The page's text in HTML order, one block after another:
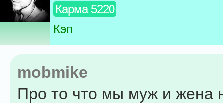
Карма 5220
Кэп
mobmike
Про то что мы муж и жена